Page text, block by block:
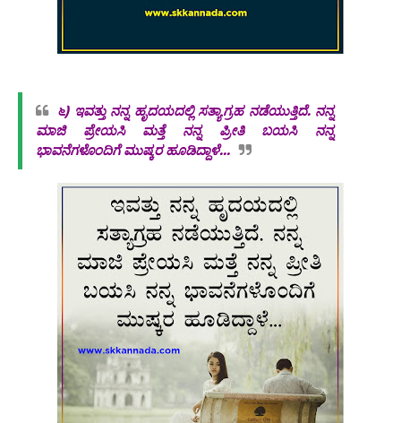
೬) ಇವತ್ತು ನನ್ನ ಹೃದಯದಲ್ಲಿ ಸತ್ಯಾಗ್ರಹ ನಡೆಯುತ್ತಿದೆ. ನನ್ನ
ಮಾಜಿ ಪ್ರೇಯಸಿ ಮತ್ತೆ ನನ್ನ ಪ್ರೀತಿ ಬಯಸಿ ನನ್ನ
ಭಾವನೆಗಳೊಂದಿಗೆ ಮುಷ್ಕರ ಹೂಡಿದ್ದಾಳೆ...